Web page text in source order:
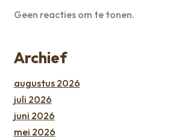
Geen reacties om te tonen.
Archief
augustus 2026
juli 2026
juni 2026
mei 2026